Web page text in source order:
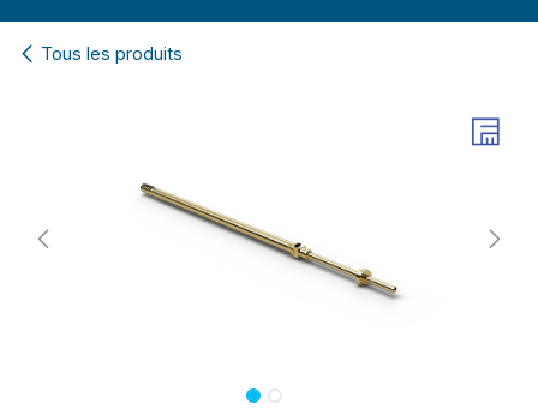
Tous les produits